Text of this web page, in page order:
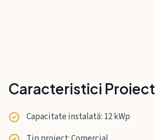
Caracteristici Proiect
Capacitate instalată: 12 kWp